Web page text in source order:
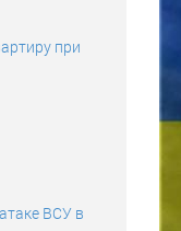
при
ВСУ в